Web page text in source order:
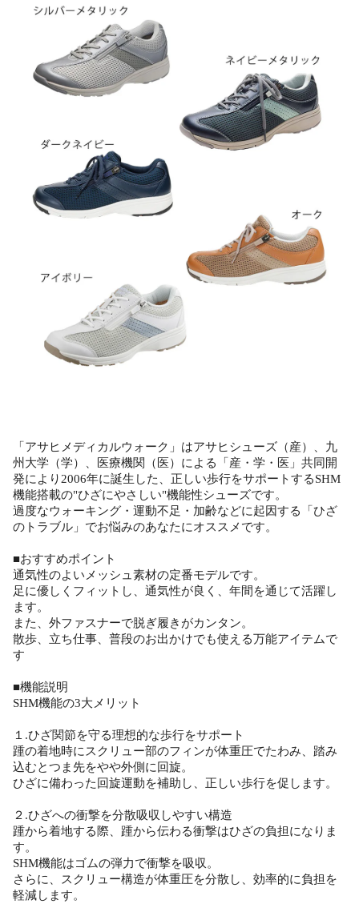
「アサヒメディカルウォーク」はアサヒシューズ（産）、九
州大学（学）、医療機関（医）による「産・学・医」共同開
発により2006年に誕生した、正しい歩行をサポートするSHM
機能搭載の"ひざにやさしい"機能性シューズです。
過度なウォーキング・運動不足・加齢などに起因する「ひざ
のトラブル」でお悩みのあなたにオススメです。
■おすすめポイント
通気性のよいメッシュ素材の定番モデルです。
足に優しくフィットし、通気性が良く、年間を通じて活躍し
ます。
また、外ファスナーで脱ぎ履きがカンタン。
散歩、立ち仕事、普段のお出かけでも使える万能アイテムで
す
■機能説明
SHM機能の3大メリット
１.ひざ関節を守る理想的な歩行をサポート
踵の着地時にスクリュー部のフィンが体重圧でたわみ、踏み
込むとつま先をやや外側に回旋。
ひざに備わった回旋運動を補助し、正しい歩行を促します。
２.ひざへの衝撃を分散吸収しやすい構造
踵から着地する際、踵から伝わる衝撃はひざの負担になりま
す。
SHM機能はゴムの弾力で衝撃を吸収。
さらに、スクリュー構造が体重圧を分散し、効率的に負担を
軽減します。